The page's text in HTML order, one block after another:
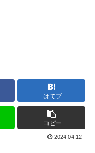
はてブ
コピー
2024.04.12